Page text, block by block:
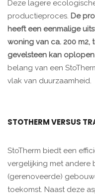
Deze lagere
productieproces. De
heeft een eenmalige
woning van ca. 200 m2,
gevelsteen kan oplopen
belang van een
vlak van duurzaamheid.
STOTHERM VERSUS
StoTherm biedt een
vergelijking met andere
(gerenoveerde)
toekomst. Naast deze